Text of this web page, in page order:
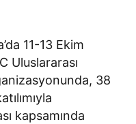
11-13 Ekim
Uluslararası
38
kapsamında